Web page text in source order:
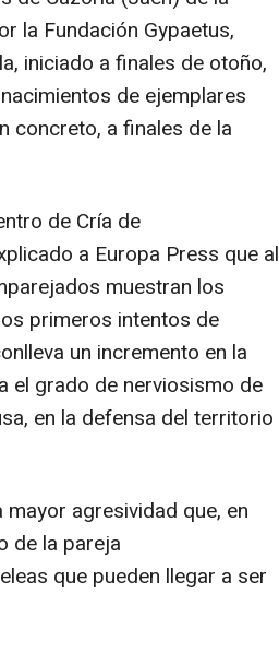
la Fundación Gypaetus,
iniciado a finales de otoño,
de ejemplares
concreto, a finales de la
de Cría de
a Europa Press que al
muestran los
primeros intentos de
un incremento en la
el grado de nerviosismo de
en la defensa del territorio
agresividad que, en
de la pareja
que pueden llegar a ser